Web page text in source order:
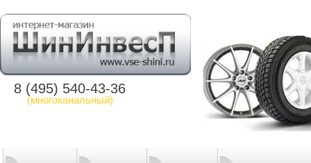
8 (495) 540-43-36
(многоканальный)